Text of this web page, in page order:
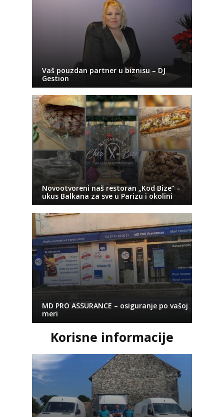
Vaš pouzdan partner u biznisu – DJ
Gestion
Novootvoreni naš restoran „Kod Bize“ –
ukus Balkana za sve u Parizu i okolini
MD PRO ASSURANCE – osiguranje po vašoj
meri
Korisne informacije